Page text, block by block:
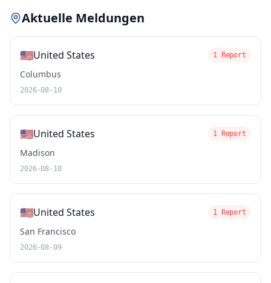
Aktuelle Meldungen
🇺🇸United States 1 Report
Columbus
2026-08-10
🇺🇸United States 1 Report
Madison
2026-08-10
🇺🇸United States 1 Report
San Francisco
2026-08-09